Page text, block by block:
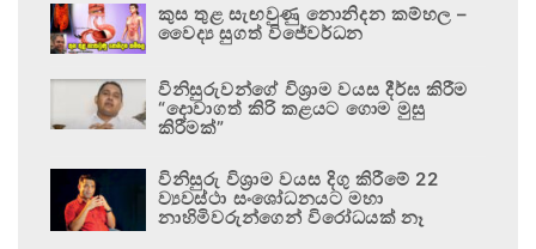
කුස තුළ සැඟවුණු නොනිදන කම්හල –
වෛද්‍ය සුගත් විජේවර්ධන
විනිසුරුවන්ගේ විශ්‍රාම වයස දීර්ඝ කිරීම
“දොවාගත් කිරි කළයට ගොම මුසු
කිරීමක්”
විනිසුරු විශ්‍රාම වයස දිගු කිරීමේ 22
ව්‍යවස්ථා සංශෝධනයට මහා
නාහිමිවරුන්ගෙන් විරෝධයක් නෑ